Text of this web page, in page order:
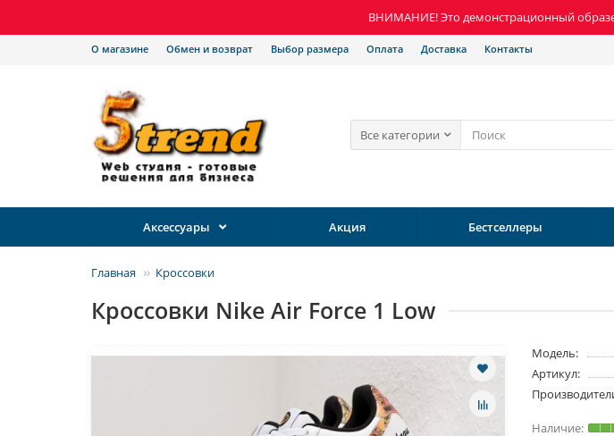
ВНИМАНИЕ! Это демонстрационный
О магазине Обмен и возврат Выбор размера Оплата Доставка Контакты
Все категории
Аксессуары Акция Бестселлеры
Главная Кроссовки
Кроссовки Nike Air Force 1 Low
Модель:
Артикул: